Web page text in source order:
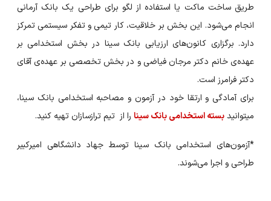
طریق ساخت ماکت یا استفاده از لگو برای طراحی یک بانک آرمانی
انجام می‌شود. این بخش بر خلاقیت، کار تیمی و تفکر سیستمی تمرکز
دارد. برگزاری کانون‌های ارزیابی بانک سینا در بخش استخدامی بر
عهده‌ی خانم دکتر مرجان فیاضی و در بخش تخصصی بر عهده‌ی آقای
دکتر فرامرز است.
برای آمادگی و ارتقا خود در آزمون و مصاحبه استخدامی بانک سینا،
میتوانیدبسته استخدامی بانک سینا را از تیم ترازسازان تهیه کنید.
*آزمون‌های استخدامی بانک سینا توسط جهاد دانشگاهی امیرکبیر
طراحی و اجرا می‌شوند.